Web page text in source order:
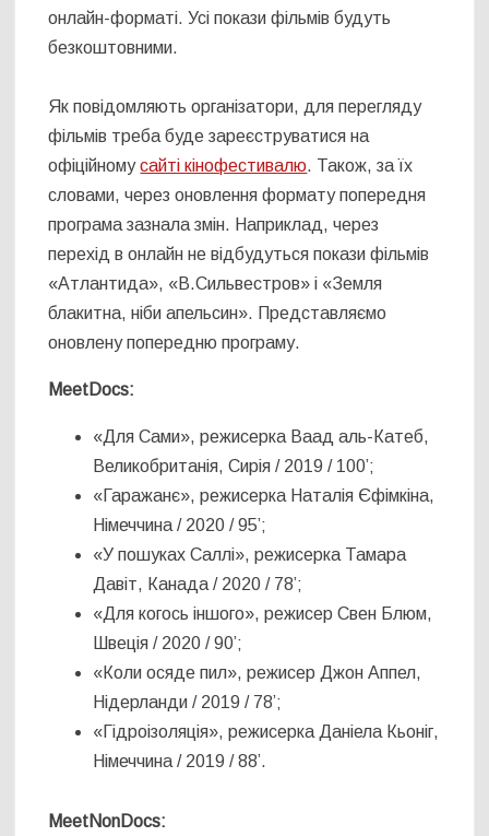
онлайн-форматі. Усі покази фільмів будуть
безкоштовними.
Як повідомляють організатори, для перегляду
фільмів треба буде зареєструватися на
офіційномусайті кінофестивалю. Також, за їх
словами, через оновлення формату попередня
програма зазнала змін. Наприклад, через
перехід в онлайн не відбудуться покази фільмів
«Атлантида», «В.Сильвестров» і «Земля
блакитна, ніби апельсин». Представляємо
оновлену попередню програму.
MeetDocs:
«Для Сами», режисерка Ваад аль-Катеб,
Великобританія, Сирія / 2019 / 100’;
«Гаражанє», режисерка Наталія Єфімкіна,
Німеччина / 2020 / 95’;
«У пошуках Саллі», режисерка Тамара
Давіт, Канада / 2020 / 78’;
«Для когось іншого», режисер Свен Блюм,
Швеція / 2020 / 90’;
«Коли осяде пил», режисер Джон Аппел,
Нідерланди / 2019 / 78’;
«Гідроізоляція», режисерка Даніела Кьоніг,
Німеччина / 2019 / 88’.
MeetNonDocs: